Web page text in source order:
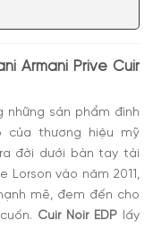
Armani Prive
Armani Prive Cuir
những sản phẩm đình
của thương hiệu mỹ
đời dưới bàn tay tài
Lorson vào năm 2011,
mẽ, đem đến cho
Cuir Noir EDPlấy